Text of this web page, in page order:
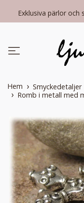
Exklusiva pärlor och
Hem Smyckedetaljer
Romb i metall med